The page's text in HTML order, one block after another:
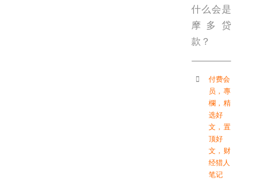
什么会是
摩多贷
款？
付费会
员 ， 專
欄 ， 精
选好
文 ， 置
顶好
文 ， 财
经猎人
笔记